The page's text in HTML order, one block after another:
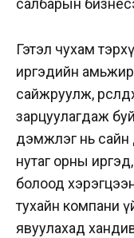
салбарын
Гэтэл чухам
иргэдийн
сайжруулж,
зарцуулагдаж
дэмжлэг нь сайн
нутаг орны
болоод
тухайн компани
явуулахад